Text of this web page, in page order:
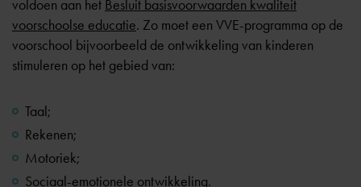
voldoen aan het Besluit basisvoorwaarden kwaliteit
voorschoolse educatie. Zo moet een VVE-programma op de
voorschool bijvoorbeeld de ontwikkeling van kinderen
stimuleren op het gebied van:
Taal;
Rekenen;
Motoriek;
Sociaal-emotionele ontwikkeling.